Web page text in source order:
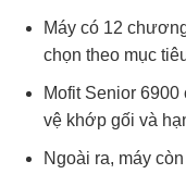
Máy có 12
chọn theo mục
Mofit Senior
vệ khớp gối và
Ngoài ra, máy